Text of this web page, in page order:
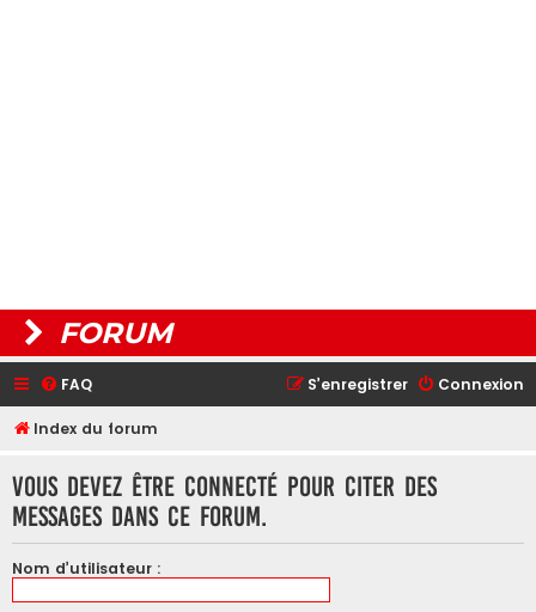
FORUM
FAQ Connexion
S’enregistrer
Index du forum
Vous devez être connecté pour citer des
messages dans ce forum.
Nom d’utilisateur :